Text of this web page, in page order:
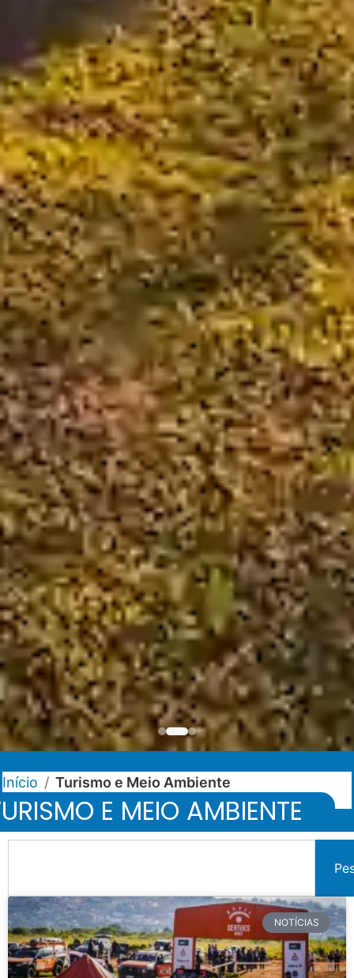
Início / Turismo e Meio Ambiente
E MEIO AMBIENTE
NOTÍCIAS